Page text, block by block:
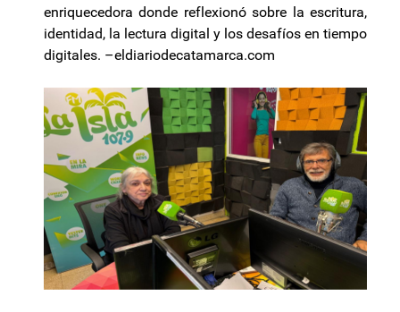
enriquecedora donde reflexionó sobre la escritura,
identidad, la lectura digital y los desafíos en tiempo
digitales. –eldiariodecatamarca.com